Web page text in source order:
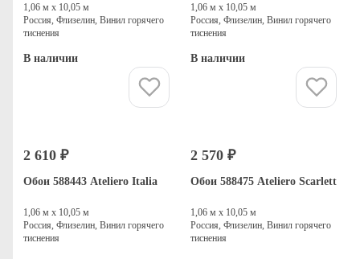
1,06 м х 10,05 м
Россия, Флизелин, Винил горячего
тиснения
В наличии
1,06 м х 10,05 м
Россия, Флизелин, Винил горячего
тиснения
В наличии
2 610 ₽
Обои 588443 Ateliero Italia
1,06 м х 10,05 м
Россия, Флизелин, Винил горячего
тиснения
2 570 ₽
Обои 588475 Ateliero Scarlett
1,06 м х 10,05 м
Россия, Флизелин, Винил горячего
тиснения